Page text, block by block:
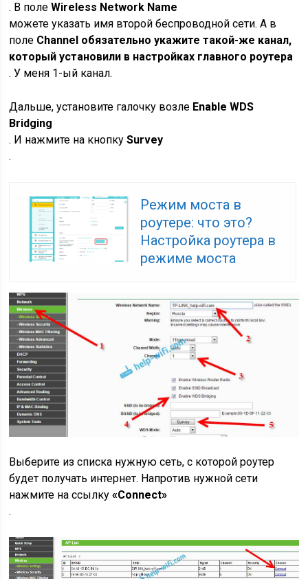
. В полеWireless Network Name
можете указать имя второй беспроводной сети. А в
поле Channel обязательно укажите такой-же канал,
который установили в настройках главного роутера
. У меня 1-ый канал.
Дальше, установите галочку возле Enable WDS
Bridging
. И нажмите на кнопкуSurvey
.
Режим моста в
роутере: что это?
Настройка роутера в
режиме моста
Выберите из списка нужную сеть, с которой роутер
будет получать интернет. Напротив нужной сети
нажмите на ссылку«Connect»
.